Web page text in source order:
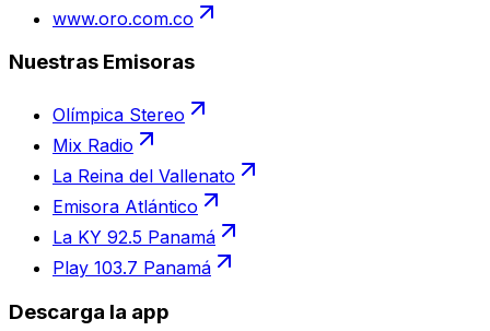
www.oro.com.co
Nuestras Emisoras
Olímpica Stereo
Mix Radio
La Reina del Vallenato
Emisora Atlántico
La KY 92.5 Panamá
Play 103.7 Panamá
Descarga la app